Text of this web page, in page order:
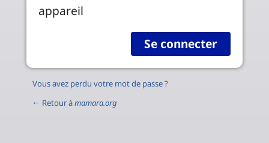
appareil
Vous avez perdu votre mot de passe ?
← Retour àmamara.org